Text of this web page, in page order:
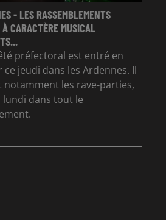
- LES RASSEMBLEMENTS
CARACTÈRE MUSICAL
préfectoral est entré en
ce jeudi dans les Ardennes. Il
notamment les rave-parties,
lundi dans tout le